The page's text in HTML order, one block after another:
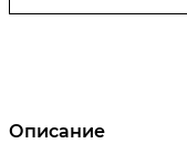
Описание